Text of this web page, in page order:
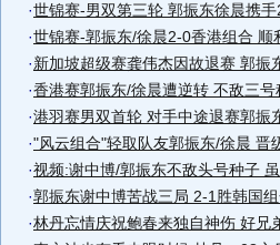
·世锦赛-男双第三轮 郭振东徐晨携
·世锦赛-郭振东/徐晨2-0香港组合 顺
·新加坡超级赛龚伟杰因故退赛 郭振
·香港赛郭振东/徐晨遭逆转 不敌三号
·港羽赛男双首轮 对手中途退赛郭振
·"风云组合"轻取队友郭振东/徐晨 晋
·视频:谢中博/郭振东不敌头号种子
·郭振东谢中博苦战三局 2-1胜韩国
·林丹忘情庆祝鲍春来独自神伤 好兄